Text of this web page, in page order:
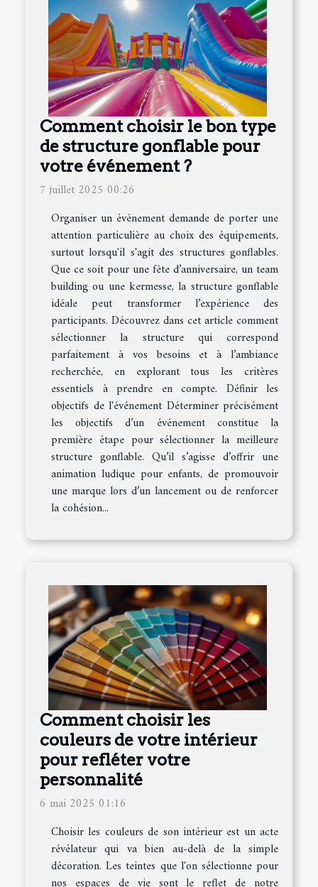
Comment choisir le bon type
de structure gonflable pour
votre événement ?
7 juillet 2025 00:26
Organiser un événement demande de porter une
attention particulière au choix des équipements,
surtout lorsqu'il s'agit des structures gonflables.
Que ce soit pour une fête d’anniversaire, un team
building ou une kermesse, la structure gonflable
idéale peut transformer l’expérience des
participants. Découvrez dans cet article comment
sélectionner la structure qui correspond
parfaitement à vos besoins et à l’ambiance
recherchée, en explorant tous les critères
essentiels à prendre en compte. Définir les
objectifs de l'événement Déterminer précisément
les objectifs d’un événement constitue la
première étape pour sélectionner la meilleure
structure gonflable. Qu’il s’agisse d’offrir une
animation ludique pour enfants, de promouvoir
une marque lors d’un lancement ou de renforcer
la cohésion...
Comment choisir les
couleurs de votre intérieur
pour refléter votre
personnalité
6 mai 2025 01:16
Choisir les couleurs de son intérieur est un acte
révélateur qui va bien au-delà de la simple
décoration. Les teintes que l'on sélectionne pour